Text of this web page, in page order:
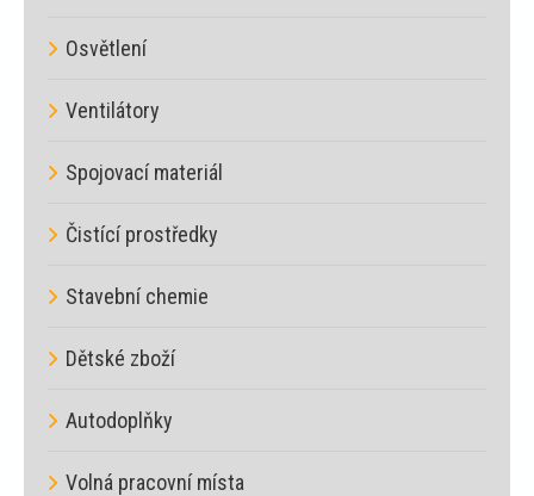
Osvětlení
Ventilátory
Spojovací materiál
Čistící prostředky
Stavební chemie
Dětské zboží
Autodoplňky
Volná pracovní místa